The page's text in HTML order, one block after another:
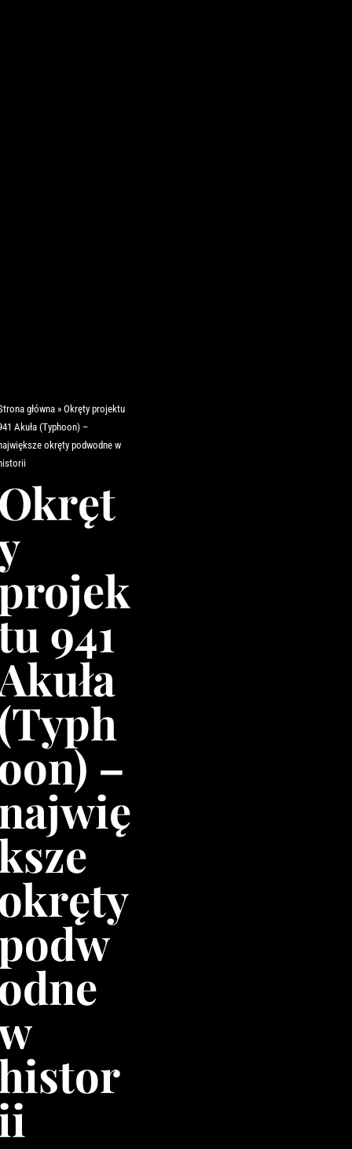
główna» Okręty projektu
Akuła (Typhoon) –
okręty podwodne w
941
–